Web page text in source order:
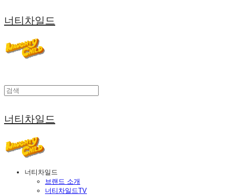
너티차일드
너티차일드
너티차일드
브랜드 소개
너티차일드TV